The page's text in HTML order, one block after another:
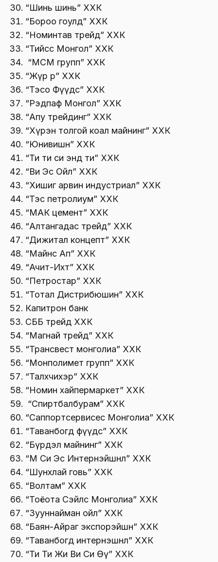
“Шинь шинь” ХХК
“Бороо гоулд” ХХК
“Номинтав трейд” ХХК
“Тийсс Монгол” ХХК
“МСМ групп” ХХК
“Жүр Үр” ХХК
“Тэсо Фүүдс” ХХК
“Рэдпаф Монгол” ХХК
“Апу трейдинг” ХХК
“Хүрэн толгой коал майнинг” ХХК
“Юнивишн” ХХК
“Ти ти си энд ти” ХХК
“Ви Эс Ойл” ХХК
“Хишиг арвин индустриал” ХХК
“Тэс петролиум” ХХК
“МАК цемент” ХХК
“Алтангадас трейд” ХХК
“Дижитал концепт” ХХК
“Майнс Ап” ХХК
“Ачит-Ихт” ХХК
“Петростар” ХХК
“Тотал Дистрибюшин” ХХК
Капитрон банк
СББ трейд ХХК
“Магнай трейд” ХХК
“Трансвест монголиа” ХХК
“Монполимет групп” ХХК
“Талхчихэр” ХХК
“Номин хайпермаркет” ХХК
“Спиртбалбурам” ХХК
“Саппортсервисес Монголиа” ХХК
“Таванбогд фүүдс” ХХК
“Бүрдэл майнинг” ХХК
“М Си Эс Интернэйшнл” ХХК
“Шунхлай говь” ХХК
“Волтам” ХХК
“Тоёота Сэйлс Монголиа” ХХК
“Зууннайман ойл” ХХК
“Баян-Айраг экспорэйшн” ХХК
“Таванбогд интернэшнл” ХХК
“Ти Ти Жи Ви Си Өү” ХХК